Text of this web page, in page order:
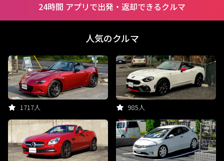
24時間 アプリで出発・返却できるクルマ
人気のクルマ
1717人 985人